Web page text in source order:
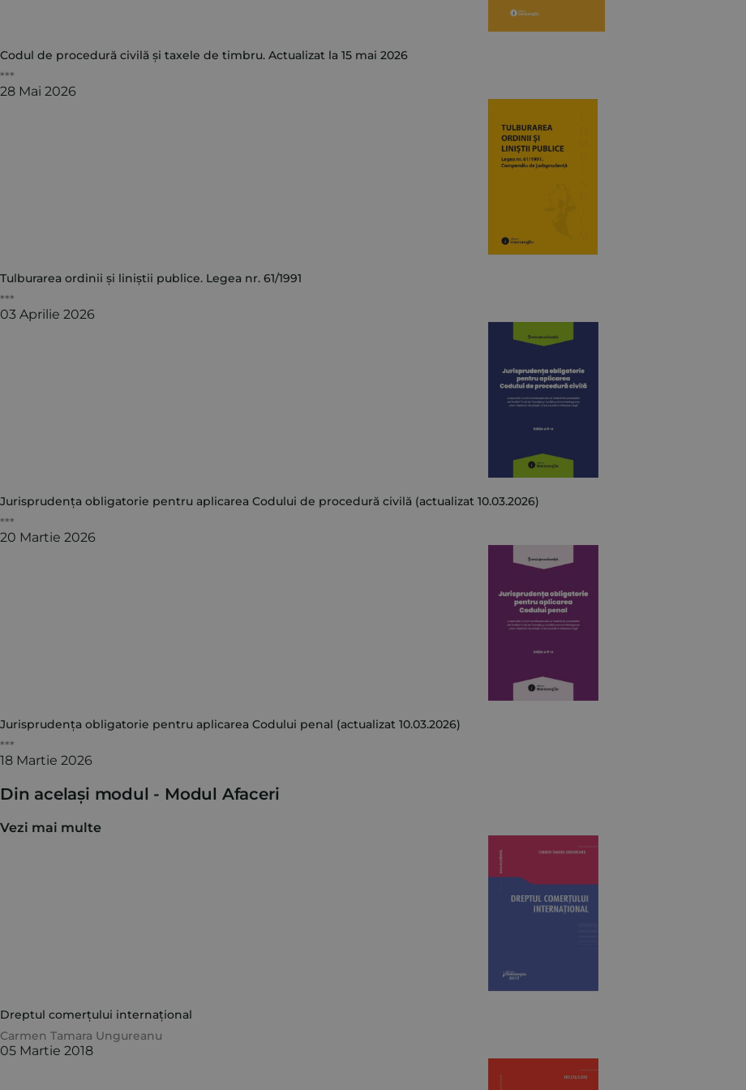
Codul de procedură civilă și taxele de timbru. Actualizat la 15 mai 2026
***
28 Mai 2026
Tulburarea ordinii și liniștii publice. Legea nr. 61/1991
***
03 Aprilie 2026
Jurisprudența obligatorie pentru aplicarea Codului de procedură civilă (actualizat 10.03.2026)
***
20 Martie 2026
Jurisprudența obligatorie pentru aplicarea Codului penal (actualizat 10.03.2026)
***
18 Martie 2026
Din același modul - Modul Afaceri
Vezi mai multe
Dreptul comerțului internațional
Carmen Tamara Ungureanu
05 Martie 2018